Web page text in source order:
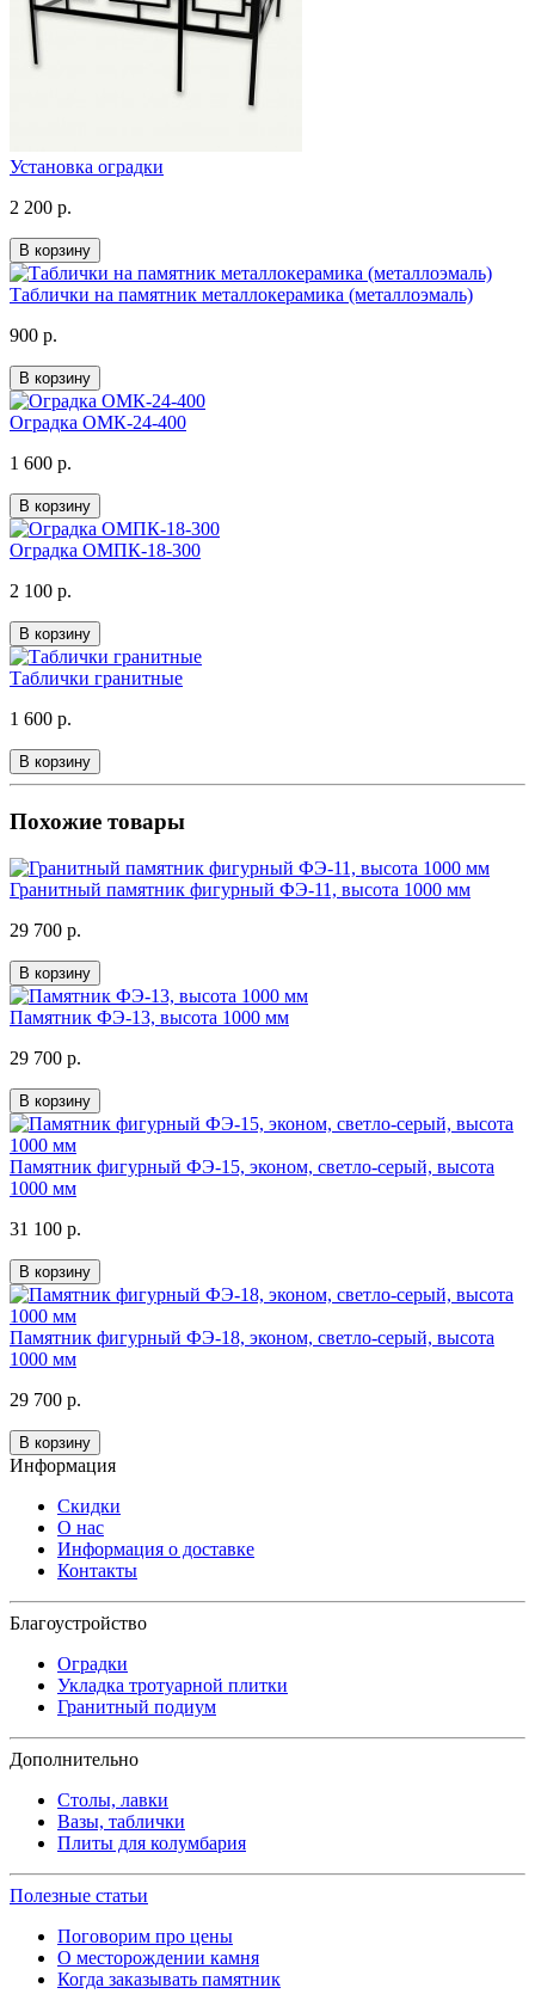
Установка оградки
2 200 р.
В корзину
Таблички на памятник металлокерамика (металлоэмаль)
900 р.
В корзину
Оградка ОМК-24-400
1 600 р.
В корзину
Оградка ОМПК-18-300
2 100 р.
В корзину
Таблички гранитные
1 600 р.
В корзину
Похожие товары
Гранитный памятник фигурный ФЭ-11, высота 1000 мм
29 700 р.
В корзину
Памятник ФЭ-13, высота 1000 мм
29 700 р.
В корзину
Памятник фигурный ФЭ-15, эконом, светло-серый, высота
1000 мм
31 100 р.
В корзину
Памятник фигурный ФЭ-18, эконом, светло-серый, высота
1000 мм
29 700 р.
В корзину
Информация
Скидки
О нас
Информация о доставке
Контакты
Благоустройство
Оградки
Укладка тротуарной плитки
Гранитный подиум
Дополнительно
Столы, лавки
Вазы, таблички
Плиты для колумбария
Полезные статьи
Поговорим про цены
О месторождении камня
Когда заказывать памятник